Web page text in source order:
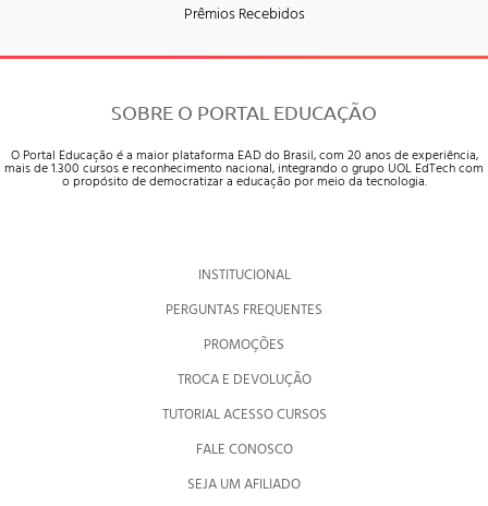
Prêmios Recebidos
SOBRE O PORTAL EDUCAÇÃO
O Portal Educação é a maior plataforma EAD do Brasil, com 20 anos de experiência,
mais de 1.300 cursos e reconhecimento nacional, integrando o grupo UOL EdTech com
o propósito de democratizar a educação por meio da tecnologia.
INSTITUCIONAL
PERGUNTAS FREQUENTES
PROMOÇÕES
TROCA E DEVOLUÇÃO
TUTORIAL ACESSO CURSOS
FALE CONOSCO
SEJA UM AFILIADO